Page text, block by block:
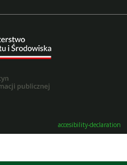
accesibility-declaration